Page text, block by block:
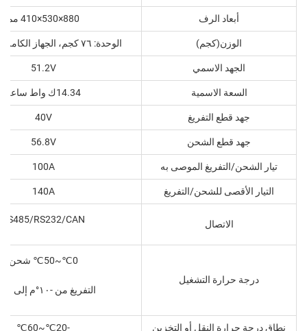
أبعاد الرف 880×530×410 مم
الوزن(كجم) الوحدة: ٧٦ كجم، الجهاز الكامل: ١١٠ كجم
الجهد الاسمي 51.2V
السعة الاسمية 14.34ك واط ساعة
جهد قطع التفريغ 40V
جهد قطع الشحن 56.8V
تيار الشحن/التفريغ الموصى به 100A
التيار الأقصى للشحن/التفريغ 140A
الاتصال RS485/RS232/CAN
درجة حرارة التشغيل
0℃~50℃ شحن
التفريغ من -١٠°م إلى ٥٠°م
نطاق درجة حرارة النقل أو التخزين -20℃~60℃